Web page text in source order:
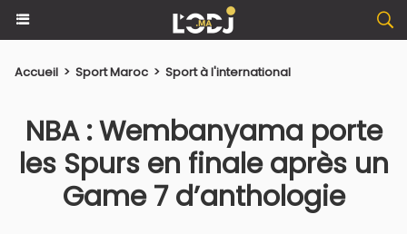
Accueil > Sport Maroc > Sport à l'international
NBA : Wembanyama porte
les Spurs en finale après un
Game 7 d’anthologie